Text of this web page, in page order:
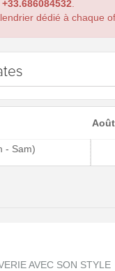
+33.686084532
dédié à chaque
- Sam)
AVEC SON STYLE